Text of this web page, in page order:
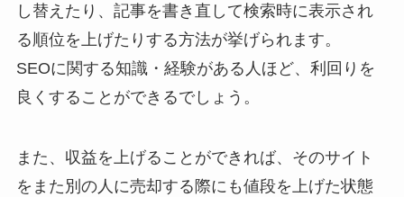
し替えたり、記事を書き直して検索時に表示され
る順位を上げたりする方法が挙げられます。
SEOに関する知識・経験がある人ほど、利回りを
良くすることができるでしょう。
また、収益を上げることができれば、そのサイト
をまた別の人に売却する際にも値段を上げた状態